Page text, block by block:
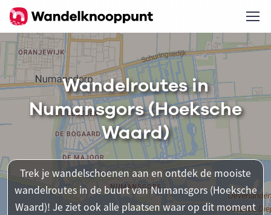
Wandelroutes in
Numansgors (Hoeksche
Waard)
Trek je wandelschoenen aan en ontdek de mooiste
wandelroutes in de buurt van Numansgors (Hoeksche
Waard)! Je ziet ook alle plaatsen waar op dit moment